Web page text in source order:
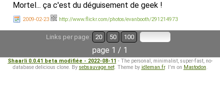
Mortel... ça c'est du déguisement de geek !
2009-02-23 http://www.flickr.com/photos/evanbooth/291214973
Links per page: 20 50 100
page 1 / 1
Shaarli 0.0.41 beta modifiée - 2022-08-11 - The personal, minimalist, super-fast, no-
database delicious clone. By sebsauvage.net. Theme by idleman.fr. I'm on Mastodon.